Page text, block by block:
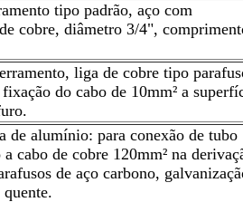
tipo padrão, aço com
cobre, diâmetro 3/4",
liga de cobre tipo
do cabo de 10mm² a
de alumínio: para conexão de tubo
cabo de cobre 120mm² na
de aço carbono,